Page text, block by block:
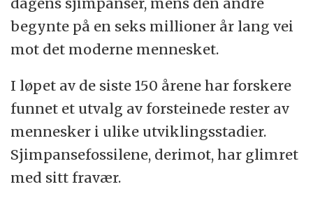
begynte på en seks millioner år lang vei
mot det moderne mennesket.
I løpet av de siste 150 årene har forskere
funnet et utvalg av forsteinede rester av
mennesker i ulike utviklingsstadier.
Sjimpansefossilene, derimot, har glimret
med sitt fravær.